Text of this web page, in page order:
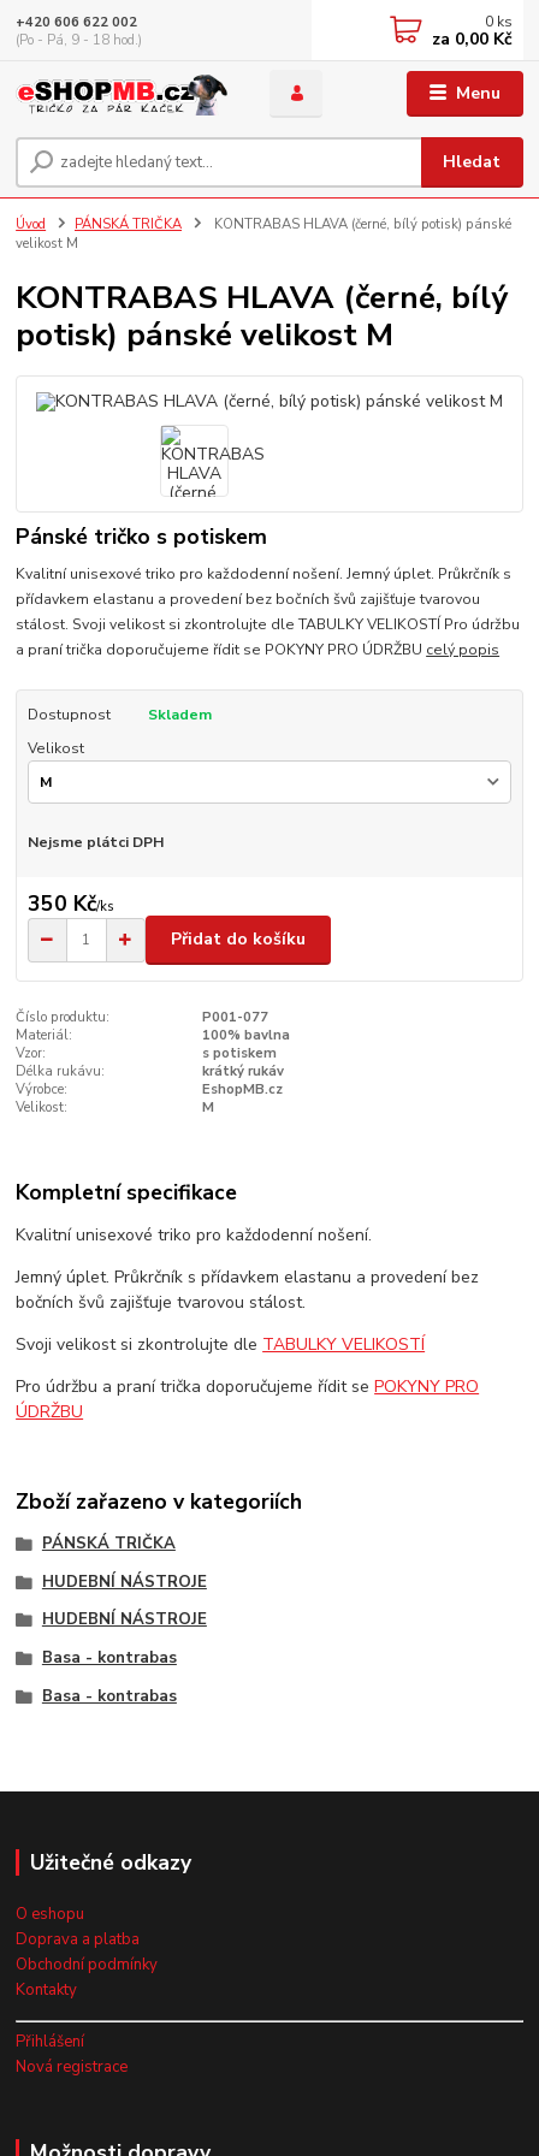
Menu
Hledat
+420 606 622 002
(Po - Pá, 9 - 18 hod.)
0 ks
za 0,00 Kč
Úvod PÁNSKÁ TRIČKA
KONTRABAS HLAVA (černé, bílý potisk) pánské
velikost M
KONTRABAS HLAVA (černé, bílý
potisk) pánské velikost M
Pánské tričko s potiskem
Kvalitní unisexové triko pro každodenní nošení. Jemný úplet. Průkrčník s
přídavkem elastanu a provedení bez bočních švů zajišťuje tvarovou
stálost. Svoji velikost si zkontrolujte dle TABULKY VELIKOSTÍ Pro údržbu
a praní trička doporučujeme řídit se POKYNY PRO ÚDRŽBU celý popis
Dostupnost
Skladem
Velikost
Nejsme plátci DPH
350 Kč/ks
Přidat do košíku
Číslo produktu:
P001-077
Materiál:
100% bavlna
Vzor:
s potiskem
Délka rukávu:
krátký rukáv
Výrobce:
EshopMB.cz
Velikost:
M
Kompletní specifikace
Kvalitní unisexové triko pro každodenní nošení.
Jemný úplet. Průkrčník s přídavkem elastanu a provedení bez
bočních švů zajišťuje tvarovou stálost.
Svoji velikost si zkontrolujte dle TABULKY VELIKOSTÍ
Pro údržbu a praní trička doporučujeme řídit sePOKYNY PRO
ÚDRŽBU
Zboží zařazeno v kategoriích
PÁNSKÁ TRIČKA
HUDEBNÍ NÁSTROJE
HUDEBNÍ NÁSTROJE
Basa - kontrabas
Basa - kontrabas
Užitečné odkazy
O eshopu
Doprava a platba
Obchodní podmínky
Kontakty
Přihlášení
Nová registrace